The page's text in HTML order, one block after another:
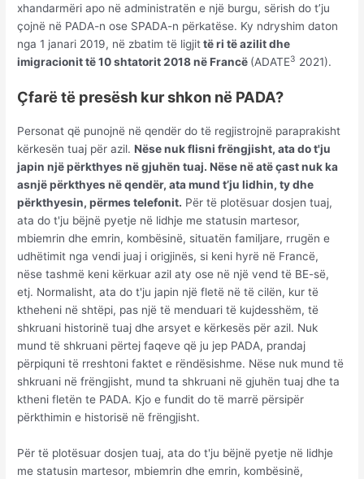
xhandarmëri apo në administratën e një burgu, sërish do t’ju
çojnë në PADA-n ose SPADA-n përkatëse. Ky ndryshim daton
nga 1 janari 2019, në zbatim të ligjittë ri të azilit dhe
imigracionit të 10 shtatorit 2018 në Francë (ADATE3 2021).
Çfarë të presësh kur shkon në PADA?
Personat që punojnë në qendër do të regjistrojnë paraprakisht
kërkesën tuaj për azil.Nëse nuk flisni frëngjisht, ata do t'ju
japin një përkthyes në gjuhën tuaj. Nëse në atë çast nuk ka
asnjë përkthyes në qendër, ata mund t’ju lidhin, ty dhe
përkthyesin, përmes telefonit. Për të plotësuar dosjen tuaj,
ata do t'ju bëjnë pyetje në lidhje me statusin martesor,
mbiemrin dhe emrin, kombësinë, situatën familjare, rrugën e
udhëtimit nga vendi juaj i origjinës, si keni hyrë në Francë,
nëse tashmë keni kërkuar azil aty ose në një vend të BE-së,
etj. Normalisht, ata do t'ju japin një fletë në të cilën, kur të
ktheheni në shtëpi, pas një të menduari të kujdesshëm, të
shkruani historinë tuaj dhe arsyet e kërkesës për azil. Nuk
mund të shkruani përtej faqeve që ju jep PADA, prandaj
përpiquni të rreshtoni faktet e rëndësishme. Nëse nuk mund të
shkruani në frëngjisht, mund ta shkruani në gjuhën tuaj dhe ta
ktheni fletën te PADA. Kjo e fundit do të marrë përsipër
përkthimin e historisë në frëngjisht.
Për të plotësuar dosjen tuaj, ata do t'ju bëjnë pyetje në lidhje
me statusin martesor, mbiemrin dhe emrin, kombësinë,